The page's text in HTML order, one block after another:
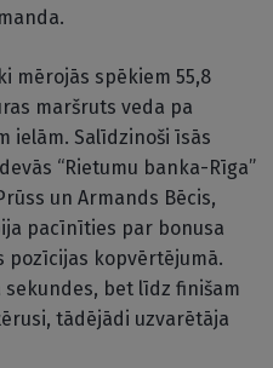
mērojās spēkiem 55,8
maršruts veda pa
ielām. Salīdzinoši īsās
“Rietumu banka-Rīga”
un Armands Bēcis,
pacīnīties par bonusa
pozīcijas kopvērtējumā.
bet līdz finišam
tādējādi uzvarētāja